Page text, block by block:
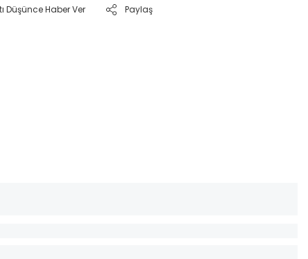
Düşünce Haber Ver Paylaş